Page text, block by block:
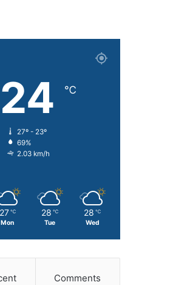
24 ℃
27º - 23º
69%
2.03 km/h
27 ℃
Mon
28 ℃
Tue
28 ℃
Wed
Comments